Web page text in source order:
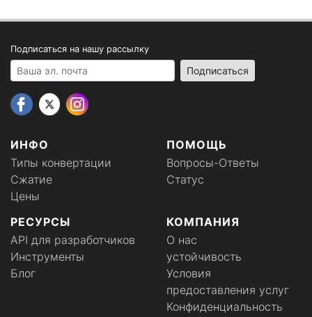
ИНФО
Типы конвертации
Сжатие
Цены
ПОМОЩЬ
Вопросы-Ответы
Статус
РЕСУРСЫ
API для разработчиков
Инструменты
Блог
КОМПАНИЯ
О нас
устойчивость
Условия
предоставления услуг
Конфиденциальность
Подписаться на нашу рассылку
Your email address Подписаться